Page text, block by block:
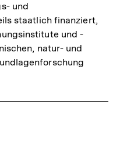
und
staatlich finanziert,
und -
natur- und